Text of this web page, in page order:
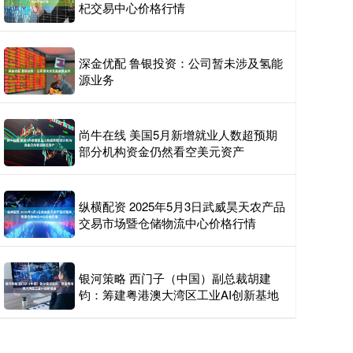
杞交易中心价格行情
深金优配 鲁银投资：公司暂未涉及氢能
源业务
尚牛在线 美国5月新增就业人数超预期
部分机构资金仍然看空美元资产
纵横配资 2025年5月3日武威昊天农产品
交易市场暨仓储物流中心价格行情
银河策略 西门子（中国）副总裁胡建
钧：筹建粤港澳大湾区工业AI创新基地